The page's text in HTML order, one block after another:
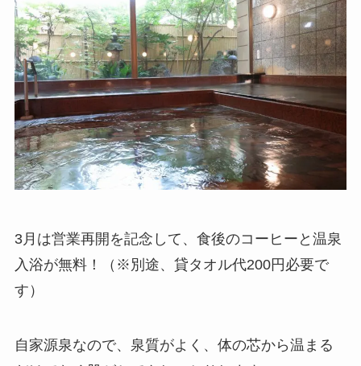
3月は営業再開を記念して、食後のコーヒーと温泉
入浴が無料！（※別途、 貸タオル代200円必要で
す）
自家源泉なので、泉質がよく、体の芯から温まる